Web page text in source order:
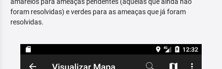
foram resolvidas) e verdes para as ameaças que já foram
resolvidas.